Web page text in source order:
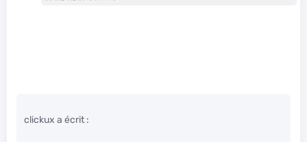
clickux a écrit :